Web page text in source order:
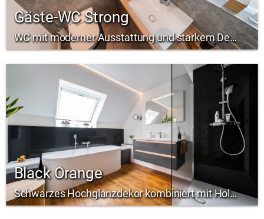
Gäste-WC Strong
WC mit moderner Ausstattung und starkem Design
Black Orange
Schwarzes Hochglanzdekor kombiniert mit Holzoptik-Boden